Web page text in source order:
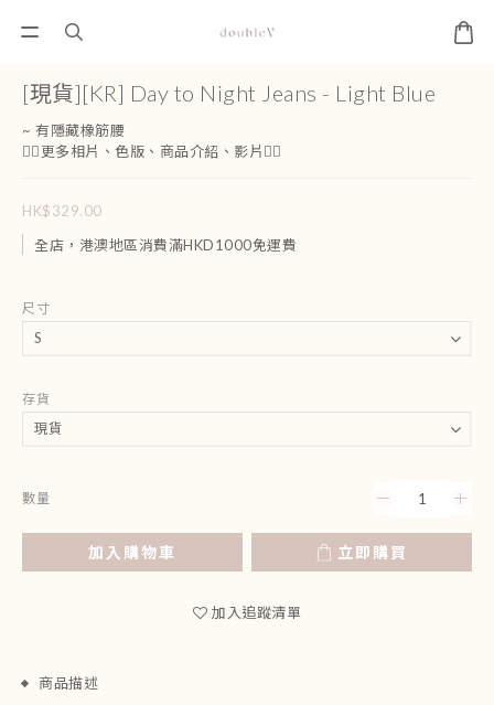
[現貨][KR] Day to Night Jeans - Light Blue
~ 有隱藏橡筋腰
👇🏻更多相片、色版、商品介紹、影片👇🏻
HK$329.00
全店，港澳地區消費滿HKD1000免運費
尺寸
存貨
數量
加入購物車 立即購買
加入追蹤清單
商品描述